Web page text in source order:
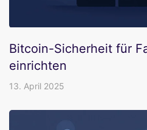
Bitcoin-Sicherheit für
einrichten
13. April 2025